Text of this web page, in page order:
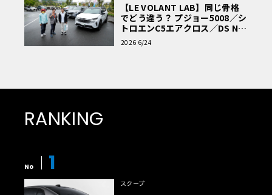
【LE VOLANT LAB】同じ骨格
でどう違う？ プジョー5008／シ
トロエンC5エアクロス／DS Nº4
読者一気乗りレポート
2026 6/24
RANKING
No 1
スクープ